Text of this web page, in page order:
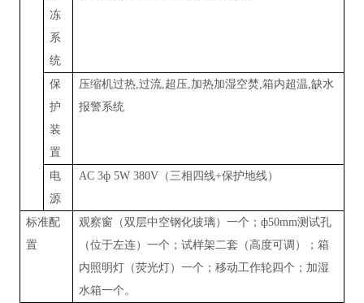
冻
系
统
保
护
装
置
压缩机过热,过流,超压,加热加湿空焚,箱内超温,缺水
报警系统
电
源
AC 3ф 5W 380V（三相四线+保护地线）
标准配
置
观察窗（双层中空钢化玻璃）一个； ф50mm测试孔
（位于左连）一个；试样架二套（高度可调）；箱
内照明灯（荧光灯）一个；移动工作轮四个；加湿
水箱一个。